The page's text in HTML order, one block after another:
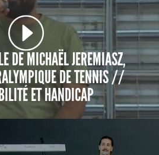
DE MICHAËL JEREMIASZ,
DE TENNIS //
ET HANDICAP